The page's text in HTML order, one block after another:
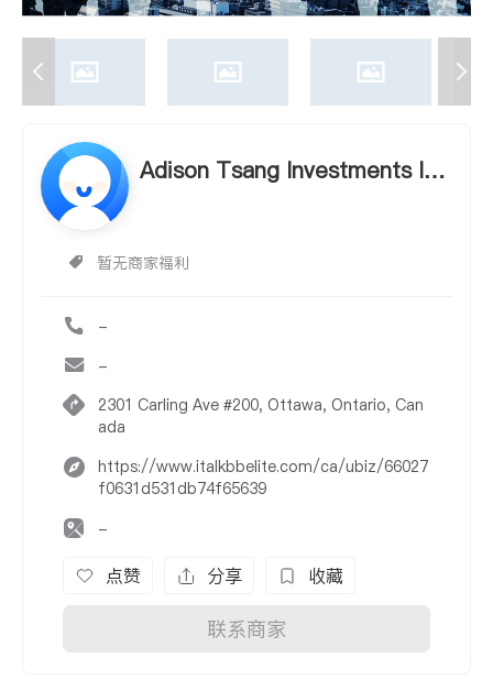
Adison Tsang Investments In
暂无商家福利
-
-
2301 Carling Ave #200, Ottawa, Ontario, Can
ada
https://www.italkbbelite.com/ca/ubiz/66027
f0631d531db74f65639
-
点赞 分享 收藏
联系商家